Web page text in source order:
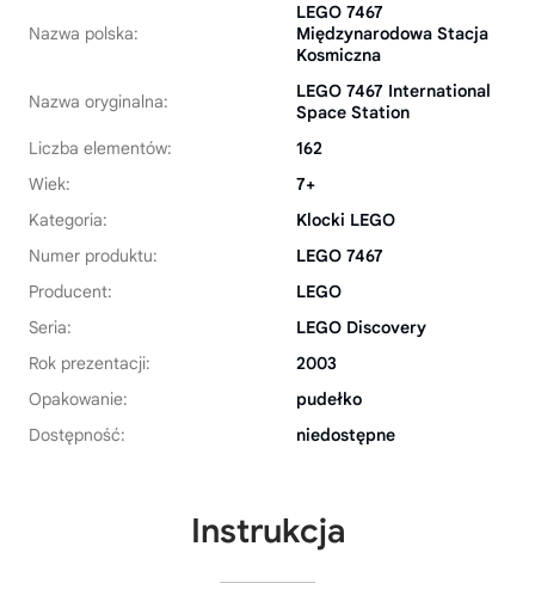
Nazwa polska:
LEGO 7467
Międzynarodowa Stacja
Kosmiczna
Nazwa oryginalna:
LEGO 7467 International
Space Station
Liczba elementów:
162
Wiek:
7+
Kategoria:
Klocki LEGO
Numer produktu:
LEGO 7467
Producent:
LEGO
Seria:
LEGO Discovery
Rok prezentacji:
2003
Opakowanie:
pudełko
Dostępność:
niedostępne
Instrukcja